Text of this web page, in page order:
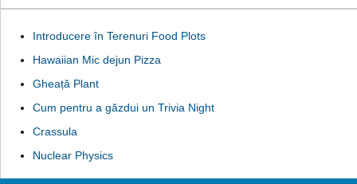
Introducere în Terenuri Food Plots
Hawaiian Mic dejun Pizza
Gheață Plant
Cum pentru a găzdui un Trivia Night
Crassula
Nuclear Physics